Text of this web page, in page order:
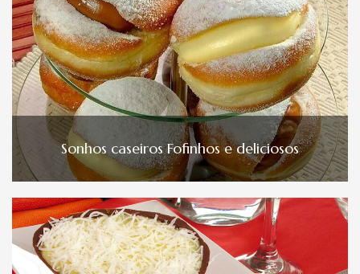
Sonhos caseiros Fofinhos e deliciosos